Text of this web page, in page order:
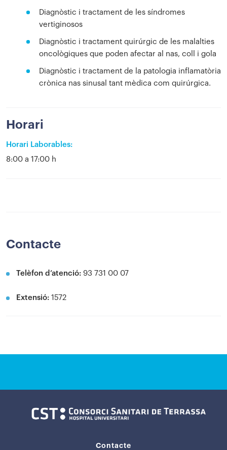
Diagnòstic i tractament de les síndromes
vertiginosos
Diagnòstic i tractament quirúrgic de les malalties
oncològiques que poden afectar al nas, coll i gola
Diagnòstic i tractament de la patologia inflamatòria
crònica nas sinusal tant mèdica com quirúrgica.
Horari
Horari Laborables:
8:00 a 17:00 h
Contacte
Telèfon d’atenció: 93 731 00 07
Extensió: 1572
Contacte